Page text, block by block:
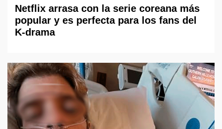
Netflix arrasa con la serie coreana más
popular y es perfecta para los fans del
K-drama